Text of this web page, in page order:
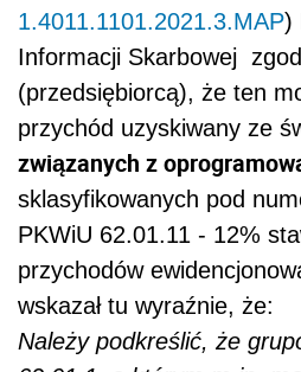
1.4011.1101.2021.3.MAP)
Informacji Skarbowej
(przedsiębiorcą), że ten
przychód uzyskiwany ze
związanych z
sklasyfikowanych pod
PKWiU 62.01.11 - 12%
przychodów
wskazał tu wyraźnie, że:
Należy podkreślić, że